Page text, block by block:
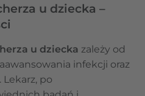
u dziecka –
u dziecka zależy od
infekcji oraz
po